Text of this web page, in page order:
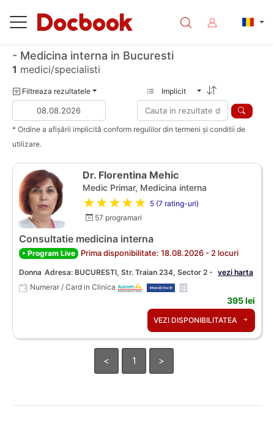
- Medicina interna in Bucuresti
1 medici/specialisti
Filtreaza rezultatele Implicit
* Ordine a afișării implicită conform regulilor din termeni și conditii de
utilizare.
Dr. Florentina Mehic
Medic Primar, Medicina interna
★★★★★ 5 (7 rating-uri)
57 programari
Consultatie medicina interna
• Program Live Prima disponibilitate: 18.08.2026 - 2 locuri
Donna Adresa: BUCURESTI, Str. Traian 234, Sector 2 - vezi harta
Numerar / Card in Clinica
395 lei
VEZI DISPONIBILITATEA
< 1 >